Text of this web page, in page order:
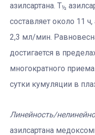
азилсартана. Т½
составляет около 11
2,3 мл/мин.
достигается в
многократного
сутки кумуляции в
Линейность/
азилсартана